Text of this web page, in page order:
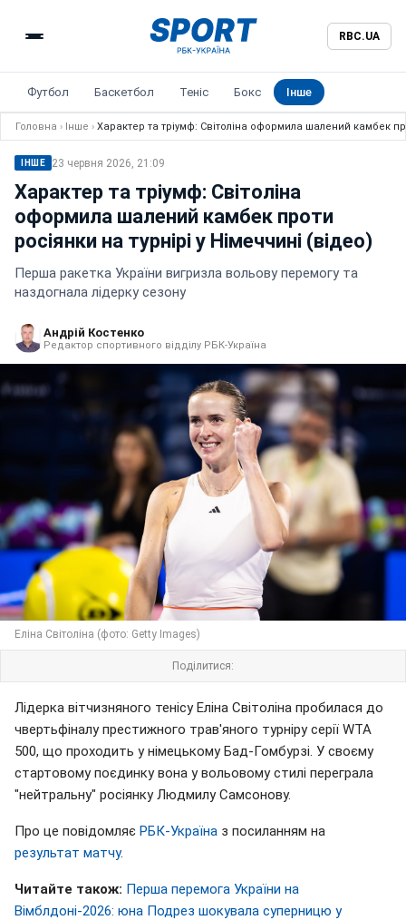
RBC.UA
Футбол Баскетбол Теніс Бокс Інше
Головна › Інше › Характер та тріумф: Світоліна оформила шалений камбек
ІНШЕ 23 червня 2026, 21:09
Характер та тріумф: Світоліна
оформила шалений камбек проти
росіянки на турнірі у Німеччині (відео)
Перша ракетка України вигризла вольову перемогу та
наздогнала лідерку сезону
Андрій Костенко
Редактор спортивного відділу РБК-Україна
Еліна Світоліна (фото: Getty Images)
Поділитися:
Лідерка вітчизняного тенісу Еліна Світоліна пробилася до
чвертьфіналу престижного трав'яного турніру серії WTA
500, що проходить у німецькому Бад-Гомбурзі. У своєму
стартовому поєдинку вона у вольовому стилі переграла
"нейтральну" росіянку Людмилу Самсонову.
Про це повідомляє РБК-Україна з посиланням на
результат матчу.
Читайте також: Перша перемога України на
Вімблдоні-2026: юна Подрез шокувала суперницю у